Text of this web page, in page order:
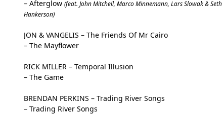
– Afterglow (feat. John Mitchell, Marco Minnemann, Lars Slowak & Seth
Hankerson)
JON & VANGELIS – The Friends Of Mr Cairo
– The Mayflower
RICK MILLER – Temporal Illusion
– The Game
BRENDAN PERKINS – Trading River Songs
– Trading River Songs